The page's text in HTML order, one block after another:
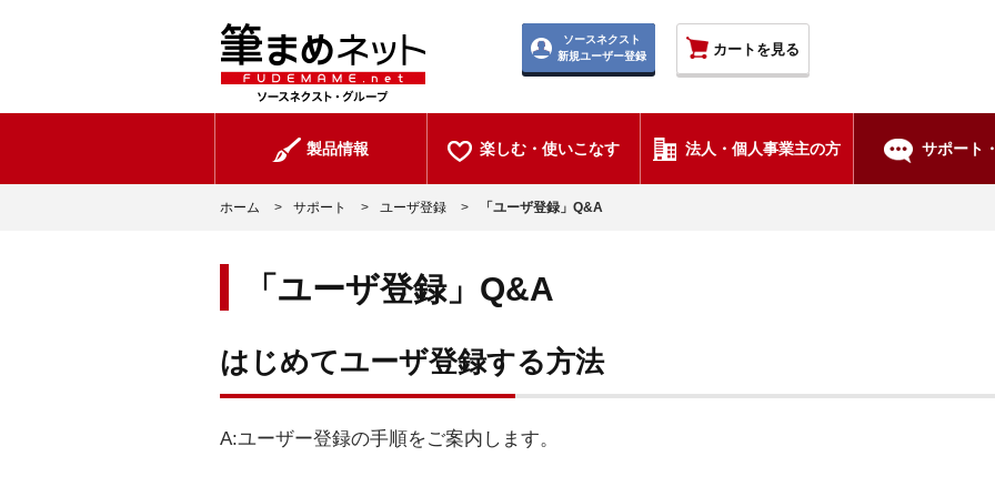
ソースネクスト
新規ユーザー登録
カートを見る
製品情報 楽しむ・使いこなす 法人・個人事業主の方 サポート
ホーム > サポート > ユーザ登録 > 「ユーザ登録」Q&A
「ユーザ登録」Q&A
はじめてユーザ登録する方法
A:ユーザー登録の手順をご案内します。